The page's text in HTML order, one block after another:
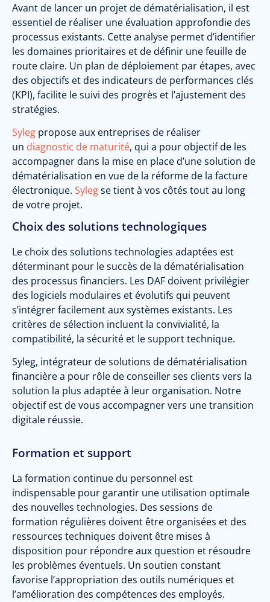
Avant de lancer un projet de dématérialisation, il est
essentiel de réaliser une évaluation approfondie des
processus existants. Cette analyse permet d’identifier
les domaines prioritaires et de définir une feuille de
route claire. Un plan de déploiement par étapes, avec
des objectifs et des indicateurs de performances clés
(KPI), facilite le suivi des progrès et l’ajustement des
stratégies.
Syleg propose aux entreprises de réaliser
un diagnostic de maturité, qui a pour objectif de les
accompagner dans la mise en place d’une solution de
dématérialisation en vue de la réforme de la facture
électronique. Sylegse tient à vos côtés tout au long
de votre projet.
Choix des solutions technologiques
Le choix des solutions technologies adaptées est
déterminant pour le succès de la dématérialisation
des processus financiers. Les DAF doivent privilégier
des logiciels modulaires et évolutifs qui peuvent
s’intégrer facilement aux systèmes existants. Les
critères de sélection incluent la convivialité, la
compatibilité, la sécurité et le support technique.
Syleg, intégrateur de solutions de dématérialisation
financière a pour rôle de conseiller ses clients vers la
solution la plus adaptée à leur organisation. Notre
objectif est de vous accompagner vers une transition
digitale réussie.
Formation et support
La formation continue du personnel est
indispensable pour garantir une utilisation optimale
des nouvelles technologies. Des sessions de
formation régulières doivent être organisées et des
ressources techniques doivent être mises à
disposition pour répondre aux question et résoudre
les problèmes éventuels. Un soutien constant
favorise l’appropriation des outils numériques et
l’amélioration des compétences des employés.